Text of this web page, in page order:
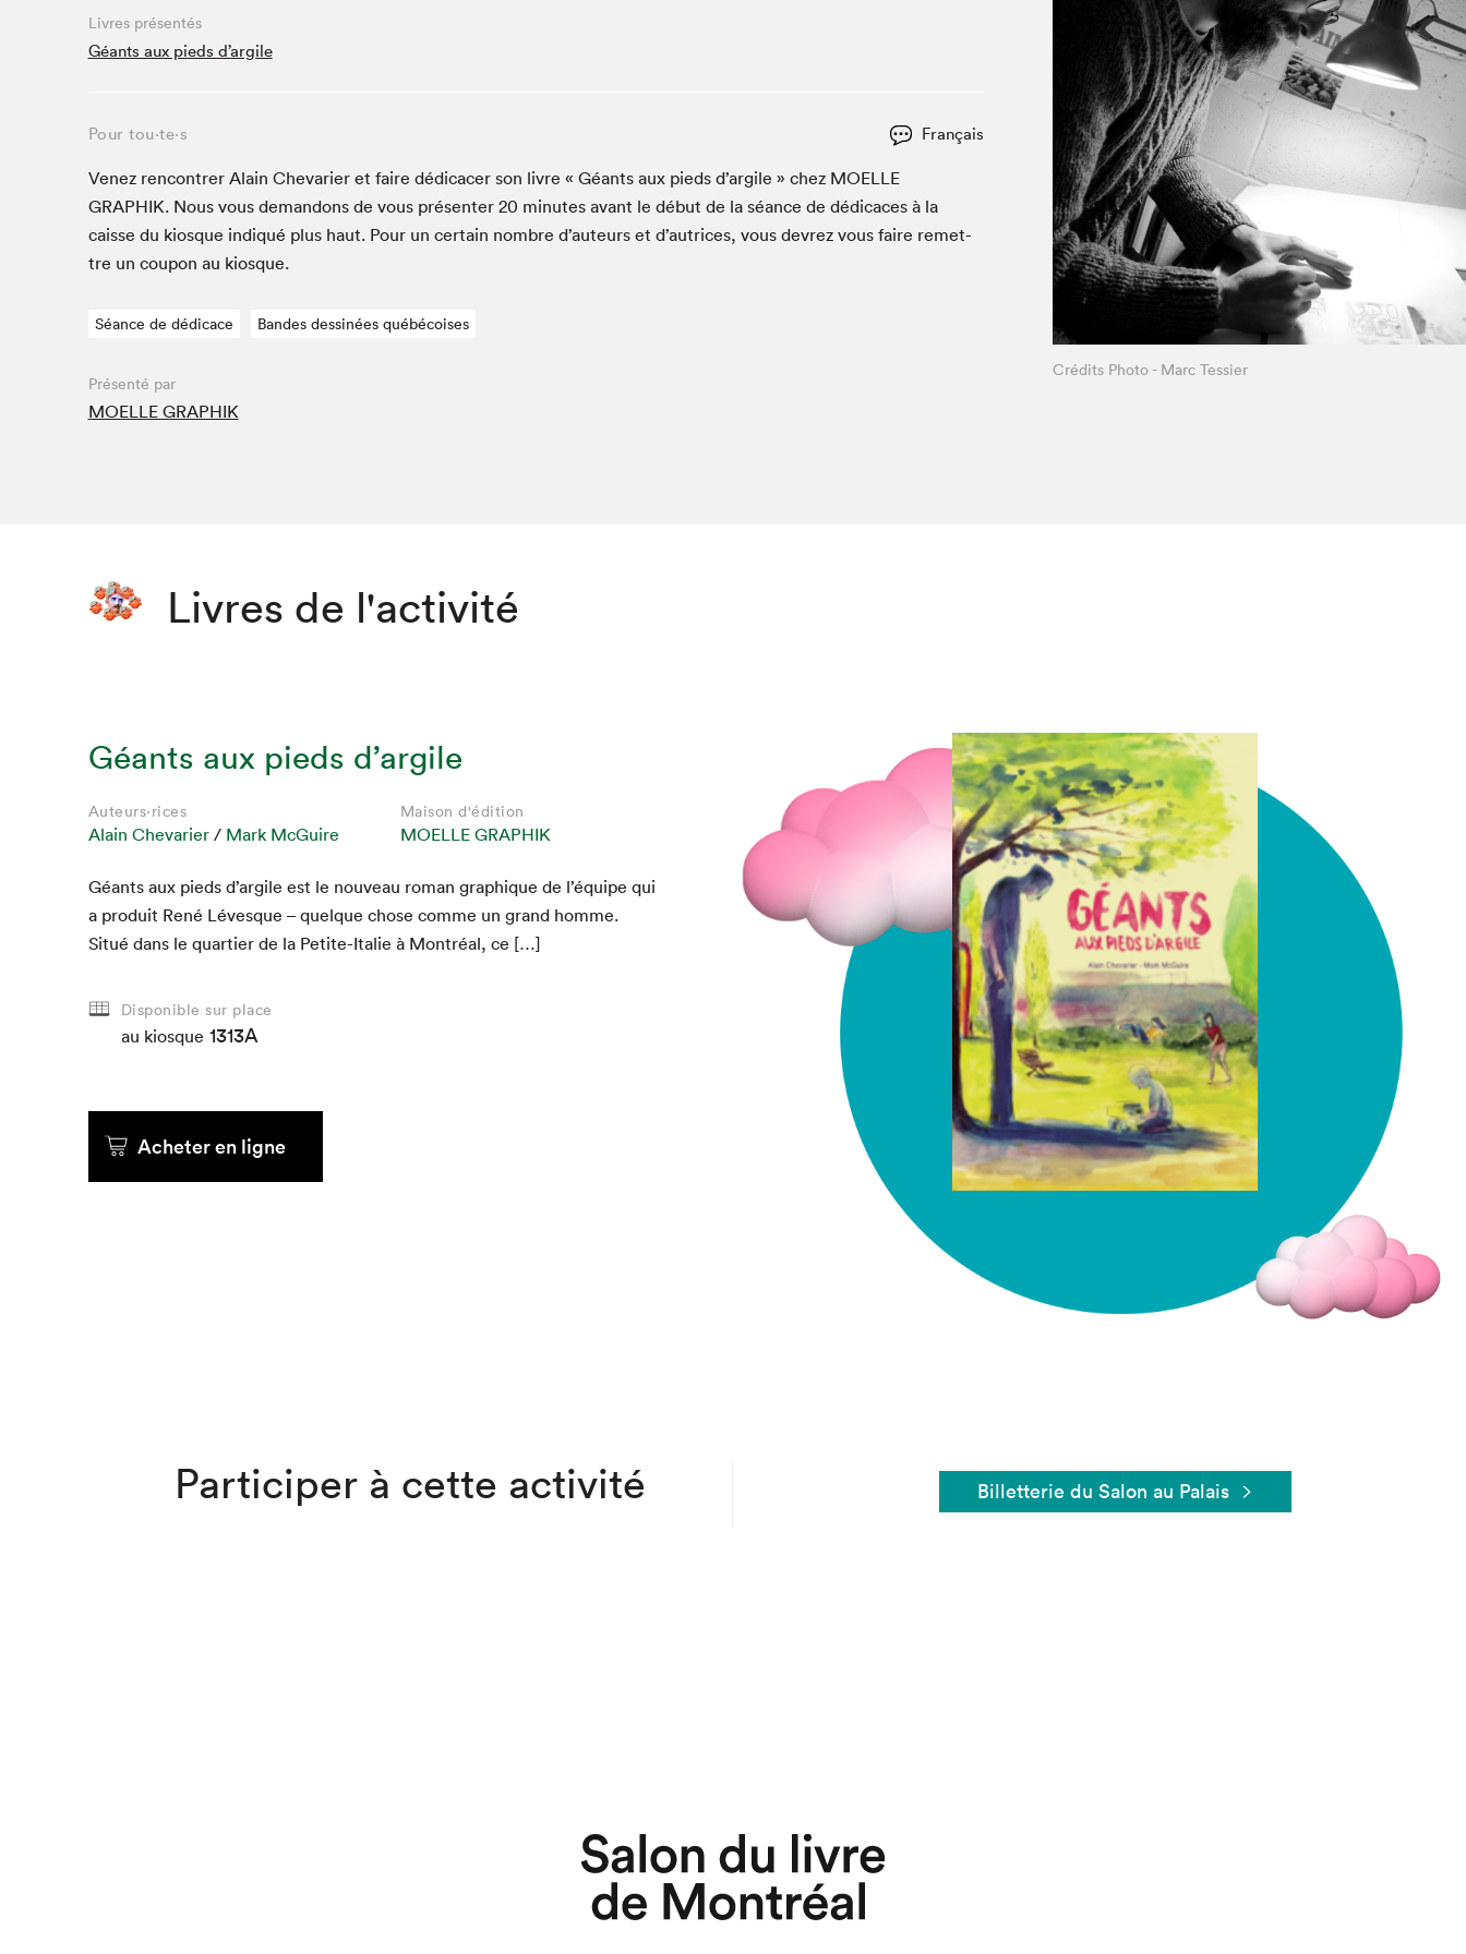
Café La Presse
Espace Côte-des-Neiges
La lecture en cadeau
Le grand jeu de lecture à voix haute du Salon du livre
de Montréal
Le Salon dans ta classe
Lettres québécoises au Salon
Liseur Public
Louisiane enracinée et branchée
Matinées scolaires Hydro-Québec
Mur des illustrateur·rice·s
À propos du Salon
Liste des exposant·e·s
Liste des auteur·rice·s
Livres présentés
Géants aux pieds d’argile
Pour tou⋅te⋅s Français
Venez ren­con­tr­er Alain Chevari­er et faire dédi­cac­er son livre « Géants aux pieds d’argile » chez MOELLE
GRAPHIK. Nous vous deman­dons de vous présen­ter 20 min­utes avant le début de la séance de dédi­caces à la
caisse du kiosque indiqué plus haut. Pour un cer­tain nom­bre d’auteurs et d’autrices, vous devrez vous faire remet­
tre un coupon au kiosque.
Séance de dédicace Bandes dessinées québécoises
Présenté par
MOELLE GRAPHIK
Crédits Photo - Marc Tessier
Livres de l'activité
Géants aux pieds d’argile
Auteurs·rices
Alain Chevarier/ Mark McGuire
Maison d'édition
MOELLE GRAPHIK
Géants aux pieds d’argile est le nou­veau roman graphique de l’équipe qui
a pro­duit René Lévesque – quelque chose comme un grand homme.
Situé dans le quarti­er de la Petite-Ital­ie à Mon­tréal, ce […]
Disponible sur place
au kiosque 1313A
Acheter en ligne
Participer à cette activité Billetterie du Salon au Palais